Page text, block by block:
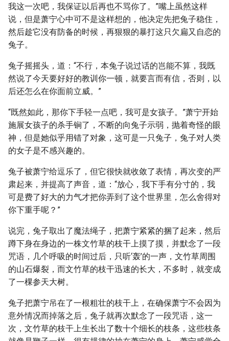
我这一次吧，我保证以后再也不骂你了。”嘴上虽然这样
说，但是萧宁心中可不是这样想的，他决定先把兔子稳住，
然后趁它没有防备的时候，再狠狠的暴打这只欠扁又自恋的
兔子。
兔子摇摇头，道：“不行，本兔子说过话的岂能不算，我既
然说了今天要好好的教训你一顿，就要言而有信，否则，以
后还怎么在你面前立威。”
“既然如此，那你下手轻一点吧，我可是女孩子。”萧宁开始
施展女孩子的杀手锏了，不断的向兔子示弱，抛着奇怪的眼
神，但是她似乎用错了对象，这可是一只兔子，兔子对人类
的女子是不感兴趣的。
兔子被萧宁给逗乐了，但它很快就收敛了表情，再次变的严
肃起来，并提高了声音，道：“放心，我下手有分寸的，我
可是费了好大的力气才把你弄到了这个世界里，怎么舍得对
你下重手呢？”
说完，兔子取出了魔法绳子，把萧宁紧紧的捆了起来，然后
蹲下身在身边的一株文竹草的枝干上摸了摸，并默念了一段
咒语，几个呼吸的时间过后，只听‘轰’的一声，文竹草周围
的山石爆裂，而文竹草的枝干迅速的长大，不多时，就变成
了一棵参天大树。
兔子把萧宁吊在了一根粗壮的枝干上，在确保萧宁不会因为
意外情况而掉落之后，兔子就再次默念了一段咒语，这一
次，文竹草的枝干上生长出了数十个细长的枝条，这些枝条